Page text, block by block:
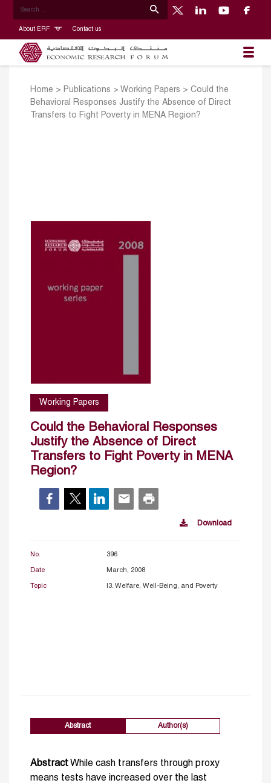
About ERF Contact us
Home > Publications > Working Papers > Could the
Behavioral Responses Justify the Absence of Direct
Transfers to Fight Poverty in MENA Region?
Working Papers
Could the Behavioral Responses
Justify the Absence of Direct
Transfers to Fight Poverty in MENA
Region?
Download
No. 396
Date March, 2008
Topic I3. Welfare, Well-Being, and Poverty
Abstract Author(s)
Abstract While cash transfers through proxy
means tests have increased over the last